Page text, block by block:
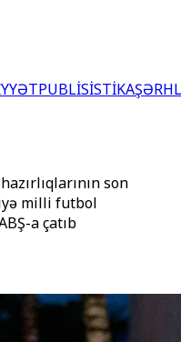
PUBLİSİSTİKA
son
milli futbol
a çatıb